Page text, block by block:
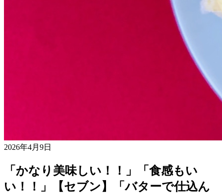
2026年4月9日
「かなり美味しい！！」「食感もい
い！！」【セブン】「バターで仕込ん